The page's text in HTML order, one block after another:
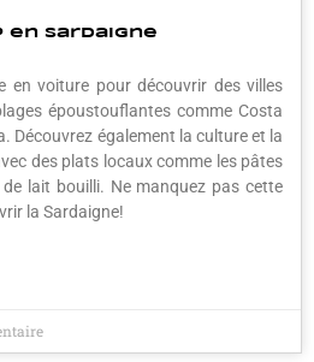
en Sardaigne
en voiture pour découvrir des villes
époustouflantes comme Costa
Découvrez également la culture et la
des plats locaux comme les pâtes
lait bouilli. Ne manquez pas cette
la Sardaigne!